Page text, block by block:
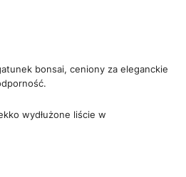
bonsai, ceniony za eleganckie
wydłużone liście w